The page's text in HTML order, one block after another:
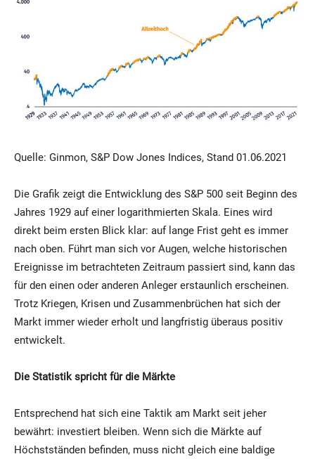
Quelle: Ginmon, S&P Dow Jones Indices, Stand 01.06.2021
Die Grafik zeigt die Entwicklung des S&P 500 seit Beginn des
Jahres 1929 auf einer logarithmierten Skala. Eines wird
direkt beim ersten Blick klar: auf lange Frist geht es immer
nach oben. Führt man sich vor Augen, welche historischen
Ereignisse im betrachteten Zeitraum passiert sind, kann das
für den einen oder anderen Anleger erstaunlich erscheinen.
Trotz Kriegen, Krisen und Zusammenbrüchen hat sich der
Markt immer wieder erholt und langfristig überaus positiv
entwickelt.
Die Statistik spricht für die Märkte
Entsprechend hat sich eine Taktik am Markt seit jeher
bewährt: investiert bleiben. Wenn sich die Märkte auf
Höchstständen befinden, muss nicht gleich eine baldige